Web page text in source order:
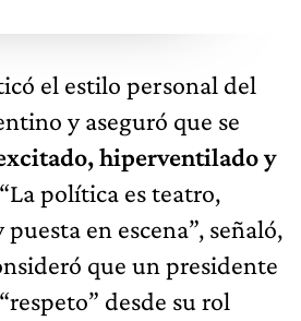
el estilo personal del
y aseguró que se
hiperventilado y
política es teatro,
en escena”, señaló,
que un presidente
desde su rol